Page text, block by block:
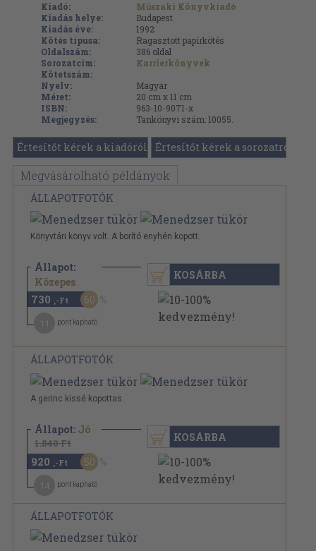
Kiadó:
Műszaki Könyvkiadó
Kiadás helye:
Budapest
Kiadás éve:
1992
Kötés típusa:
Ragasztott papírkötés
Oldalszám:
386 oldal
Sorozatcím:
Karrierkönyvek
Kötetszám:
Nyelv:
Magyar
Méret:
20 cm x 11 cm
ISBN:
963-10-9071-x
Megjegyzés:
Tankönyvi szám: 10055.
Értesítőt kérek a kiadóról Értesítőt kérek a sorozatról
Megvásárolható példányok
ÁLLAPOTFOTÓK
Könyvtári könyv volt. A borító enyhén kopott.
Állapot:
Közepes
1.840 Ft
730 ,-Ft 60
pont kapható
KOSÁRBA
ÁLLAPOTFOTÓK
A gerinc kissé kopottas.
Állapot: Jó
1.840 Ft
920 ,-Ft 50
pont kapható
KOSÁRBA
ÁLLAPOTFOTÓK